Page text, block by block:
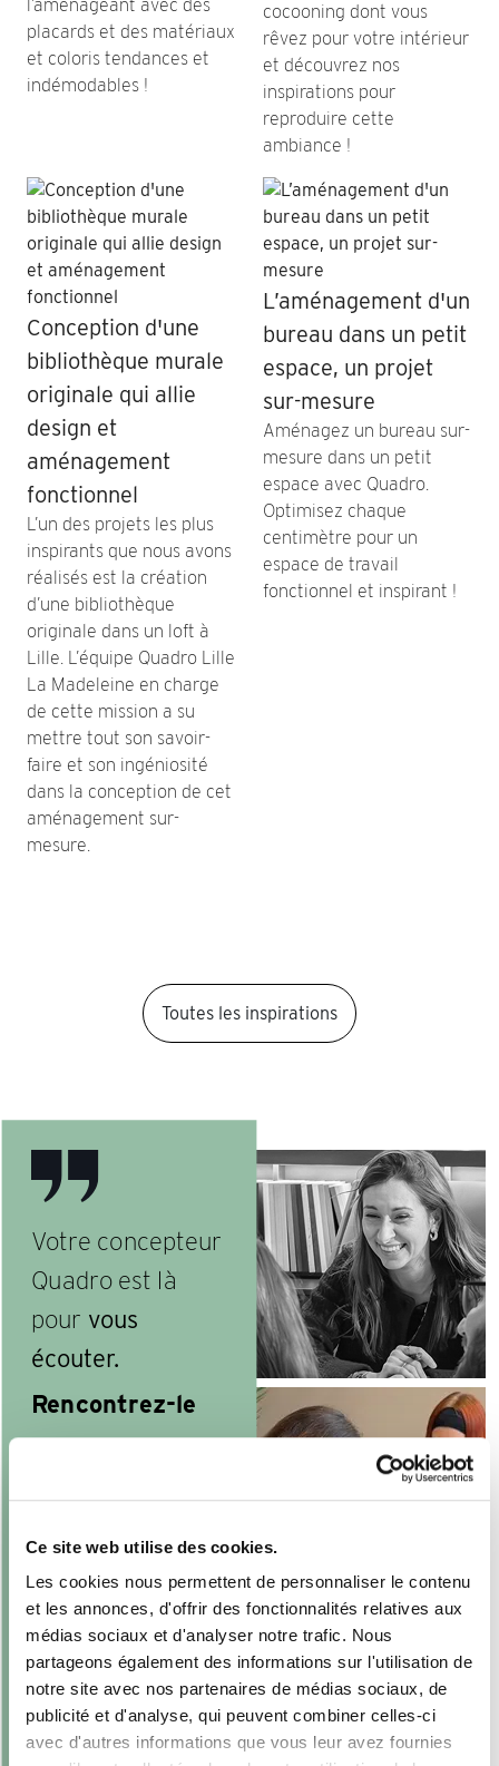
Ce site web utilise des cookies.
Les cookies nous permettent de personnaliser le contenu
et les annonces, d'offrir des fonctionnalités relatives aux
médias sociaux et d'analyser notre trafic. Nous
partageons également des informations sur l'utilisation de
notre site avec nos partenaires de médias sociaux, de
publicité et d'analyse, qui peuvent combiner celles-ci
avec d'autres informations que vous leur avez fournies
l’aménageant avec des
placards et des matériaux
et coloris tendances et
indémodables !
cocooning dont vous
rêvez pour votre intérieur
et découvrez nos
inspirations pour
reproduire cette
ambiance !
Conception d'une
bibliothèque murale
originale qui allie
design et
aménagement
fonctionnel
L’un des projets les plus
inspirants que nous avons
réalisés est la création
d’une bibliothèque
originale dans un loft à
Lille. L’équipe Quadro Lille
La Madeleine en charge
de cette mission a su
mettre tout son savoir-
faire et son ingéniosité
dans la conception de cet
aménagement sur-
mesure.
L’aménagement d'un
bureau dans un petit
espace, un projet
sur-mesure
Aménagez un bureau sur-
mesure dans un petit
espace avec Quadro.
Optimisez chaque
centimètre pour un
espace de travail
fonctionnel et inspirant !
Toutes les inspirations
Votre concepteur
Quadro est là
pour vous
écouter.
Rencontrez-le
espace
conception
Trouvez un
magasin